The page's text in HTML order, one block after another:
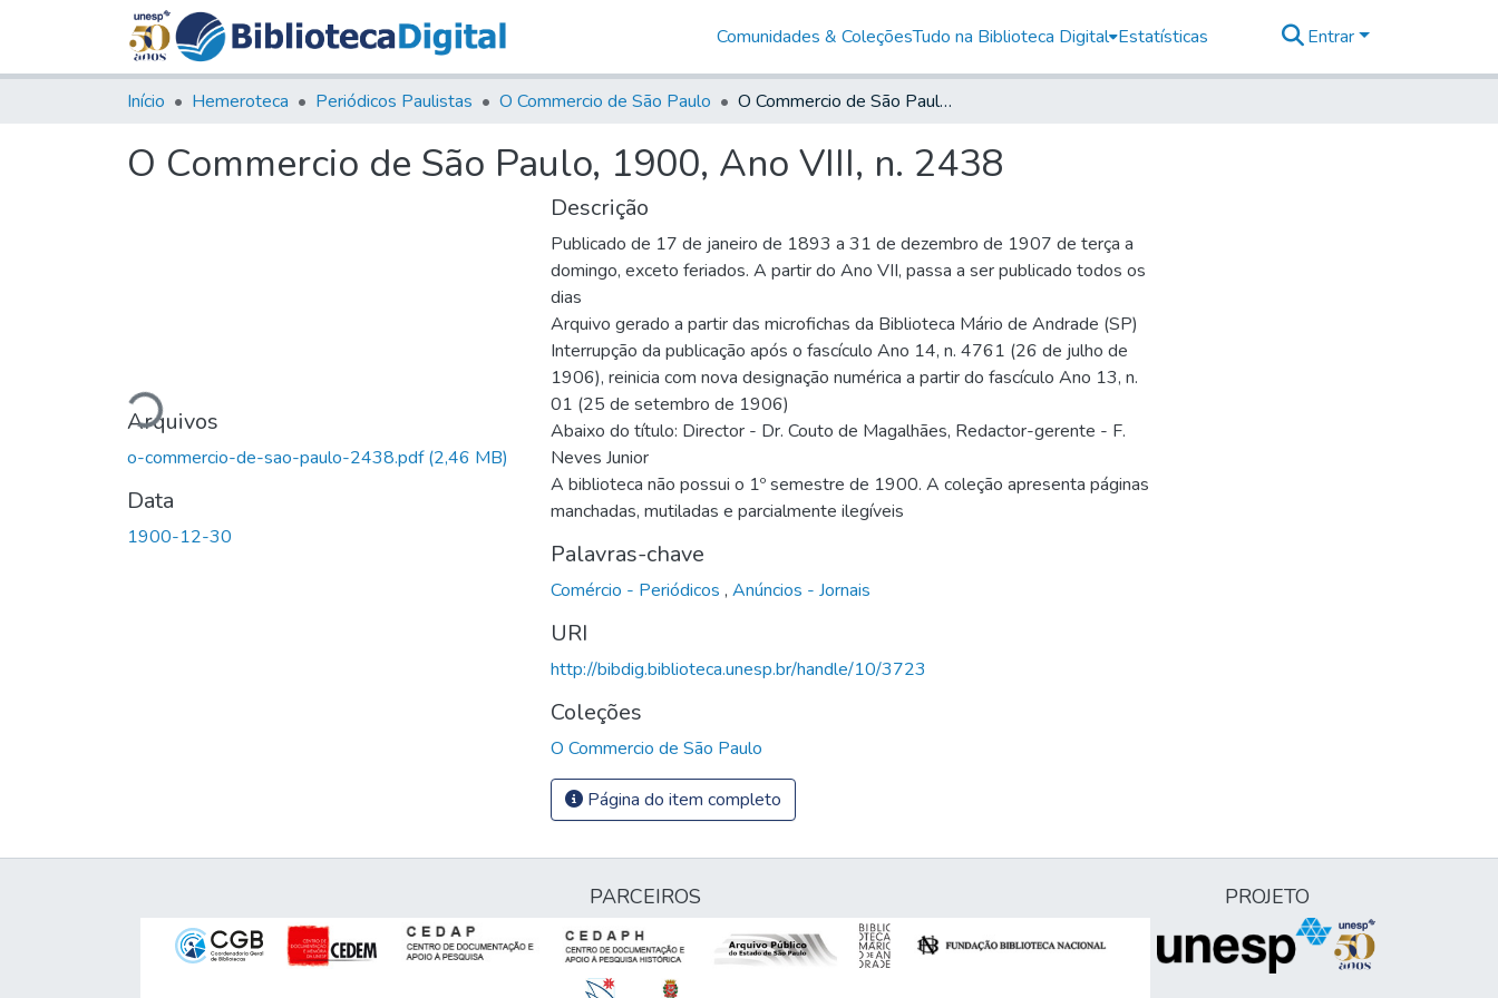
Comunidades & ColeçõesTudo na Biblioteca Digital Estatísticas Entrar
Início Hemeroteca Periódicos Paulistas O Commercio de São Paulo O Commercio de São Paulo, 1900, Ano VIII, n. 2438
O Commercio de São Paulo, 1900, Ano VIII, n. 2438
Carregando...
Arquivos
o-commercio-de-sao-paulo-2438.pdf(2,46 MB)
Data
1900-12-30
Descrição
Publicado de 17 de janeiro de 1893 a 31 de dezembro de 1907 de terça a
domingo, exceto feriados. A partir do Ano VII, passa a ser publicado todos os
dias
Arquivo gerado a partir das microfichas da Biblioteca Mário de Andrade (SP)
Interrupção da publicação após o fascículo Ano 14, n. 4761 (26 de julho de
1906), reinicia com nova designação numérica a partir do fascículo Ano 13, n.
01 (25 de setembro de 1906)
Abaixo do título: Director - Dr. Couto de Magalhães, Redactor-gerente - F.
Neves Junior
A biblioteca não possui o 1º semestre de 1900. A coleção apresenta páginas
manchadas, mutiladas e parcialmente ilegíveis
Palavras-chave
Comércio - Periódicos , Anúncios - Jornais
URI
http://bibdig.biblioteca.unesp.br/handle/10/3723
Coleções
O Commercio de São Paulo
Página do item completo
PARCEIROS PROJETO